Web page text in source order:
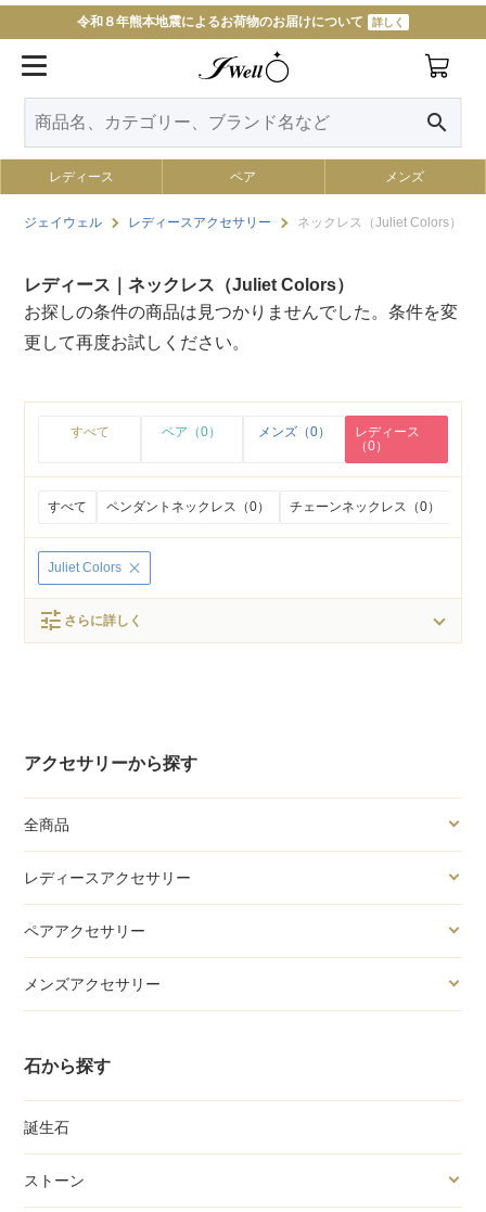
令和８年熊本地震によるお荷物のお届けについて 詳しく
search
レディース ペア メンズ
ジェイウェル レディースアクセサリー ネックレス（Juliet Colors）
アクセサリーから探す
全商品
レディースアクセサリー
ペアアクセサリー
メンズアクセサリー
石から探す
誕生石
ストーン
レディース｜ネックレス（Juliet Colors）
お探しの条件の商品は見つかりませんでした。条件を変
更して再度お試しください。
すべて ペア（0） メンズ（0）
レディース
（0）
すべて ペンダントネックレス（0） チェーンネックレス（0）
Juliet Colors
tune さらに詳しく